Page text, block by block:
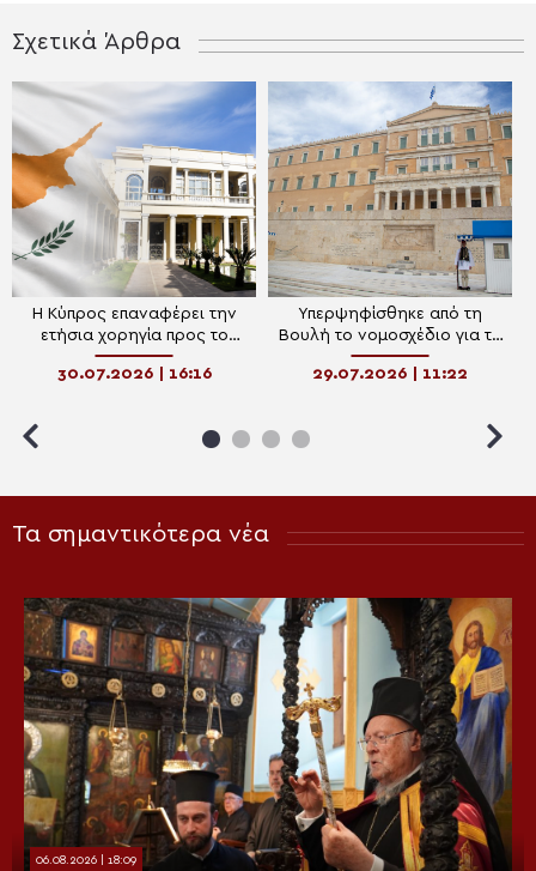
Σχετικά Άρθρα
Η Κύπρος επαναφέρει την
ετήσια χορηγία προς το
Πατριαρχείο Αλεξανδρείας
30.07.2026 | 16:16
Υπερψηφίσθηκε από τη
Βουλή το νομοσχέδιο για τη
διαχείριση και ανάδειξη της
πολιτιστικής κληρονομιάς
29.07.2026 | 11:22
Τα σημαντικότερα νέα
06.08.2026 | 18:09